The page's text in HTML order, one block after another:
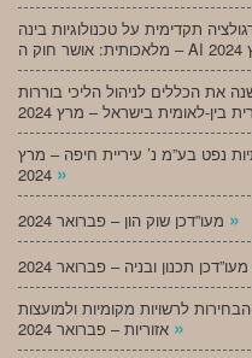
תקדימית על טכנולוגיות בינה
את הכללים לניהול הליכי בוררות
נפט בע”מ נ’ עיריית חיפה – מרץ
»
»
לרשויות מקומיות ולמועצות
»